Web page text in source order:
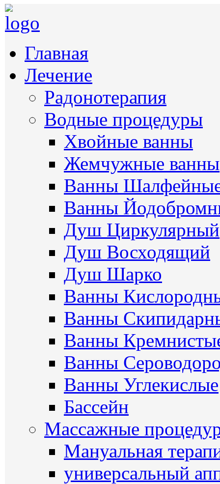
Главная
Лечение
Радонотерапия
Водные процедуры
Хвойные ванны
Жемчужные ванны
Ванны
Ванны
Душ Циркулярный
Душ Восходящий
Душ Шарко
Ванны
Ванны
Ванны
Ванны
Ванны Углекислые
Бассейн
Массажные
Мануальная
универсальный